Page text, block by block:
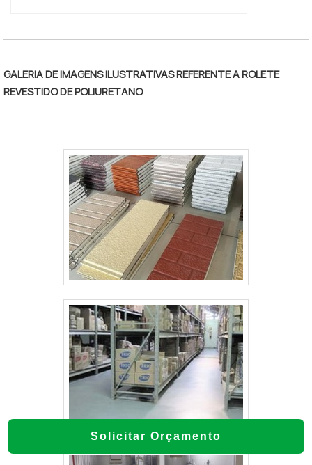
GALERIA DE IMAGENS ILUSTRATIVAS REFERENTE A ROLETE
REVESTIDO DE POLIURETANO
Solicitar Orçamento